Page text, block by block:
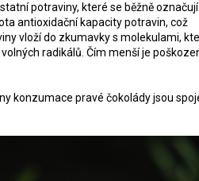
potraviny, které se běžně označují
antioxidační kapacity potravin, což
vloží do zkumavky s molekulami,
radikálů. Čím menší je
konzumace pravé čokolády jsou